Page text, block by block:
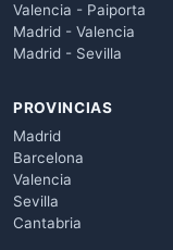
Valencia - Paiporta
Madrid - Valencia
Madrid - Sevilla
PROVINCIAS
Madrid
Barcelona
Valencia
Sevilla
Cantabria